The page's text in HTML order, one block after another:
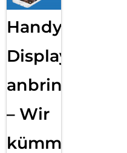
Handy
Displayfolie
anbringen
– Wir
kümmern